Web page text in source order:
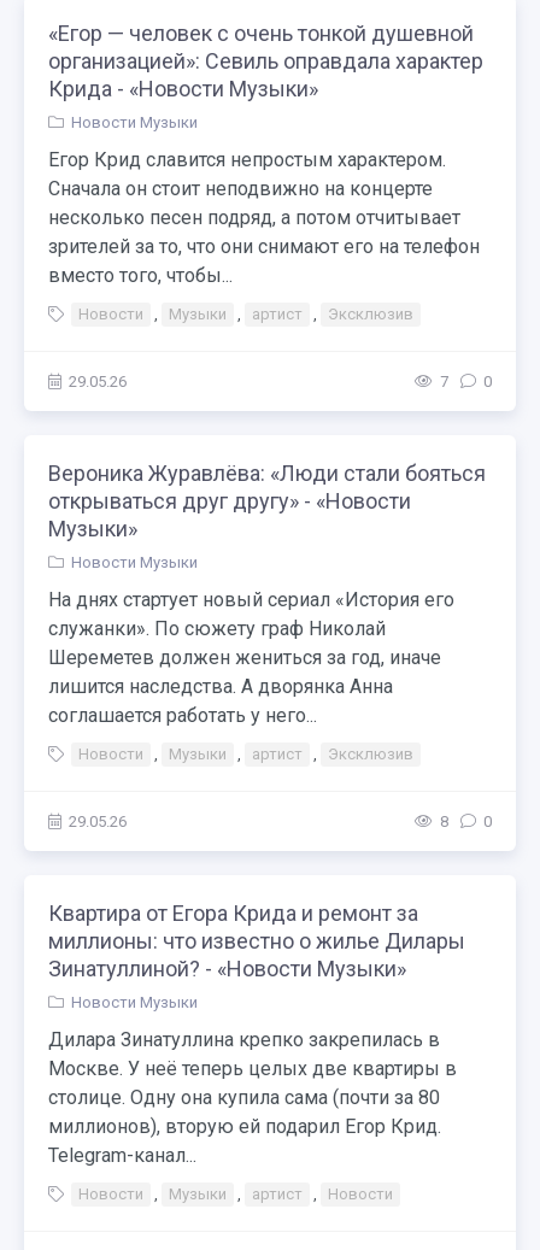
«Егор — человек с очень тонкой душевной
организацией»: Севиль оправдала характер
Крида - «Новости Музыки»
Новости Музыки
Егор Крид славится непростым характером.
Сначала он стоит неподвижно на концерте
несколько песен подряд, а потом отчитывает
зрителей за то, что они снимают его на телефон
вместо того, чтобы...
Новости , Музыки , артист , Эксклюзив
29.05.26 7 0
Вероника Журавлёва: «Люди стали бояться
открываться друг другу» - «Новости
Музыки»
Новости Музыки
На днях стартует новый сериал «История его
служанки». По сюжету граф Николай
Шереметев должен жениться за год, иначе
лишится наследства. А дворянка Анна
соглашается работать у него...
Новости , Музыки , артист , Эксклюзив
29.05.26 8 0
Квартира от Егора Крида и ремонт за
миллионы: что известно о жилье Дилары
Зинатуллиной? - «Новости Музыки»
Новости Музыки
Дилара Зинатуллина крепко закрепилась в
Москве. У неё теперь целых две квартиры в
столице. Одну она купила сама (почти за 80
миллионов), вторую ей подарил Егор Крид.
Telegram-канал...
Новости , Музыки , артист , Новости